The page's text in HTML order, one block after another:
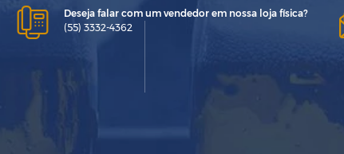
Deseja falar com um vendedor em nossa loja física?
(55) 3332-4362